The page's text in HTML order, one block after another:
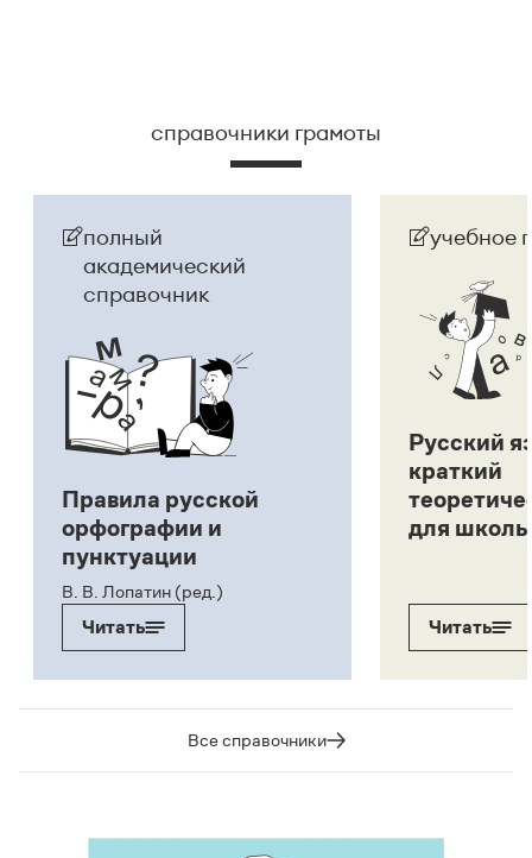
справочники грамоты
полный
академический
справочник
Правила русской
орфографии и
пунктуации
В. В. Лопатин (ред.)
Читать
учебное
Русский
краткий
для
Читать
Все справочники